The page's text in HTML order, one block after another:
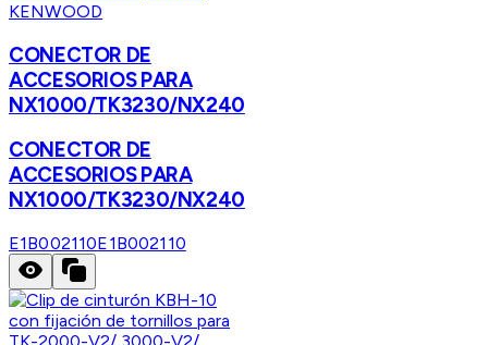
KENWOOD
CONECTOR DE
ACCESORIOS PARA
NX1000/TK3230/NX240
CONECTOR DE
ACCESORIOS PARA
NX1000/TK3230/NX240
E1B002110E1B002110